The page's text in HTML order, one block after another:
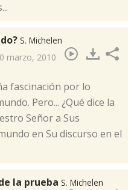
S. Michelen
marzo, 2010
fascinación por lo
Pero... ¿Qué dice la
Señor a Sus
en Su discurso en el
la prueba S. Michelen